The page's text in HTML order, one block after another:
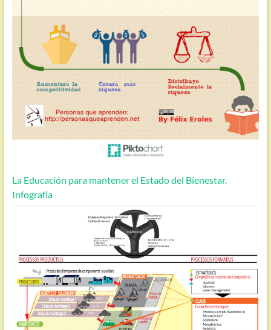
La Educación para mantener el Estado del Bienestar.
Infografía